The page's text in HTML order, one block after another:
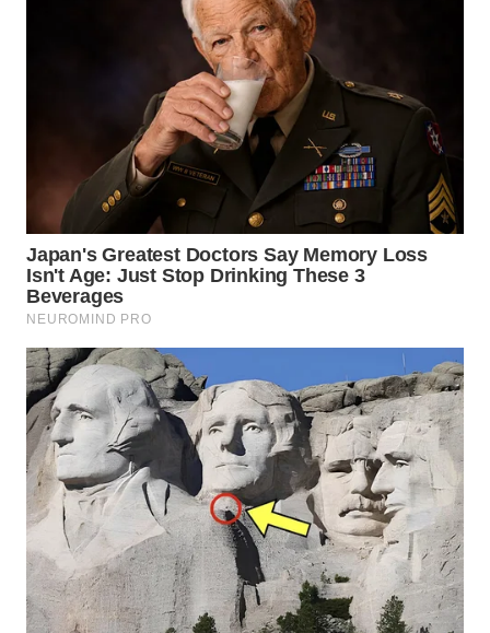
LABUANBAJO
WN
BORNEO
Wahana
Media
Group
WAHANA
NEWS
WAHANA
TANI
WAHANA